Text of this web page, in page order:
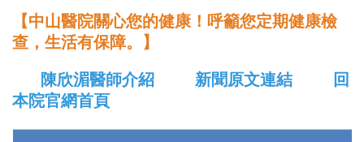
【中山醫院關心您的健康！呼籲您定期健康檢
查，生活有保障。】
陳欣湄醫師介紹
新聞原文連結
回
本院官網首頁